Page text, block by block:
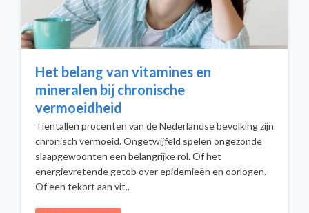
Het belang van vitamines en
mineralen bij chronische
vermoeidheid
Tientallen procenten van de Nederlandse bevolking zijn
chronisch vermoeid. Ongetwijfeld spelen ongezonde
slaapgewoonten een belangrijke rol. Of het
energievretende getob over epidemieën en oorlogen.
Of een tekort aan vit..